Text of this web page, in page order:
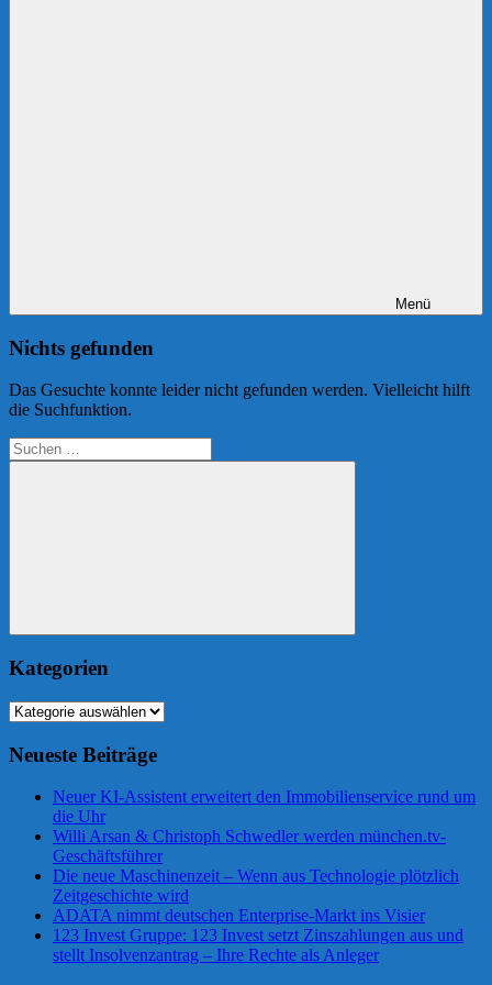
Menü
Nichts gefunden
Das Gesuchte konnte leider nicht gefunden werden. Vielleicht hilft
die Suchfunktion.
Suchen
nach:
Suchen
Kategorien
Kategorien
Neueste Beiträge
Neuer KI-Assistent erweitert den Immobilienservice rund um
die Uhr
Willi Arsan & Christoph Schwedler werden münchen.tv-
Geschäftsführer
Die neue Maschinenzeit – Wenn aus Technologie plötzlich
Zeitgeschichte wird
ADATA nimmt deutschen Enterprise-Markt ins Visier
123 Invest Gruppe: 123 Invest setzt Zinszahlungen aus und
stellt Insolvenzantrag – Ihre Rechte als Anleger